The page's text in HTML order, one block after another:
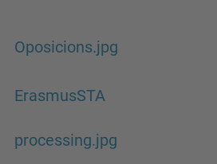
Oposicions.jpg
ErasmusSTA
processing.jpg